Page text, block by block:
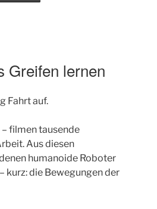
Greifen lernen
Fahrt auf.
– filmen tausende
Aus diesen
humanoide Roboter
kurz: die Bewegungen der